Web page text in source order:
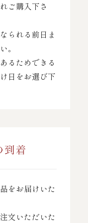
ご購入下さ
られる前日ま
。
るためできる
日をお選び下
をお届けいた
文いただいた